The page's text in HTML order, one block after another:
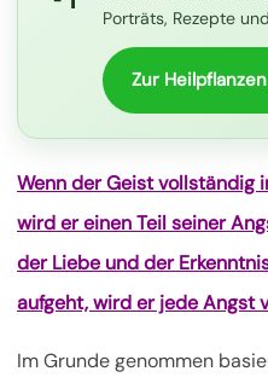
Porträts, Rezepte
Zur
Wenn der Geist vollständig
wird er einen Teil seiner
der Liebe und der
aufgeht, wird er jede Angst
Im Grunde genommen